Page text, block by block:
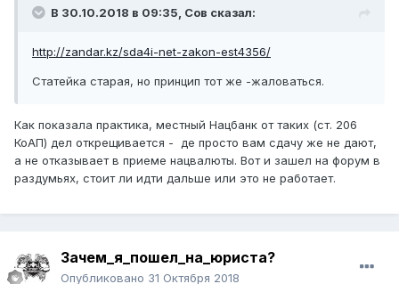
В 30.10.2018 в 09:35, Сов сказал:
http://zandar.kz/sda4i-net-zakon-est4356/
Статейка старая, но принцип тот же -жаловаться.
Как показала практика, местный Нацбанк от таких (ст. 206
КоАП) дел открещивается - де просто вам сдачу же не дают,
а не отказывает в приеме нацвалюты. Вот и зашел на форум в
раздумьях, стоит ли идти дальше или это не работает.
Зачем_я_пошел_на_юриста?
Опубликовано 31 Октября 2018